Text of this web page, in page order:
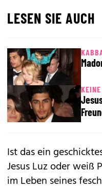
LESEN SIE AUCH
Ist das ein
Jesus Luz oder weiß
im Leben seines